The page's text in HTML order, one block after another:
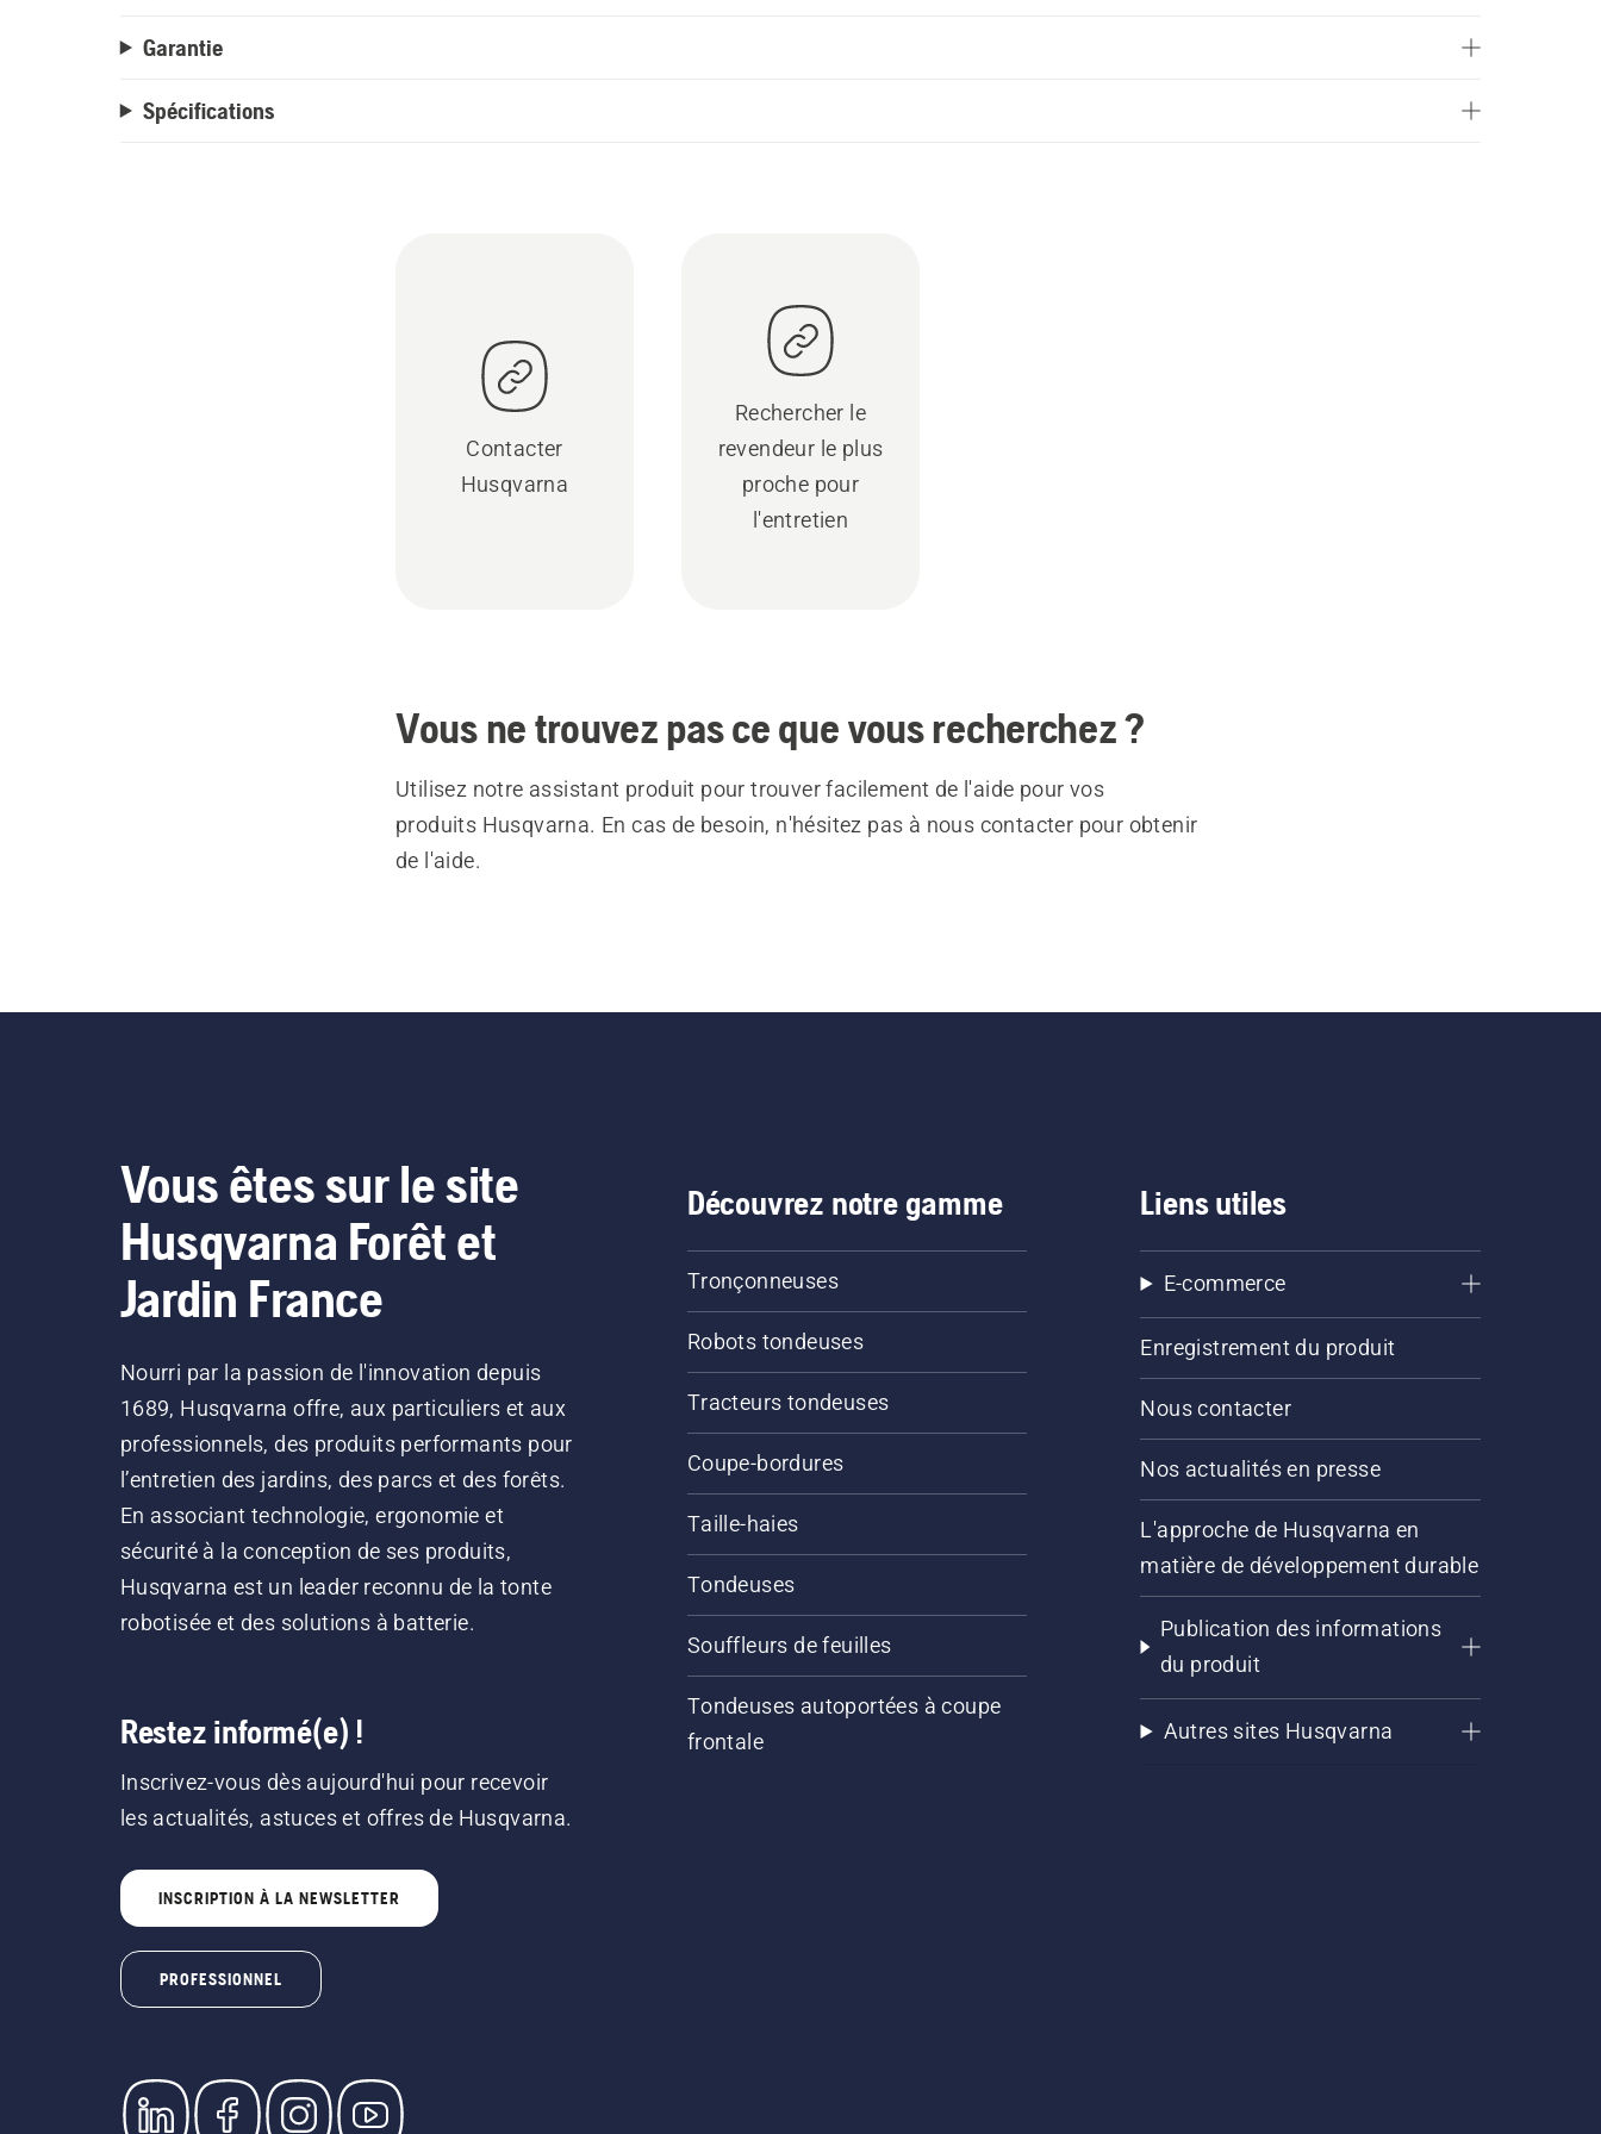
Garantie
Spécifications
Contacter
Husqvarna
Rechercher le
revendeur le plus
proche pour
l'entretien
Vous ne trouvez pas ce que vous recherchez ?
Utilisez notre assistant produit pour trouver facilement de l'aide pour vos
produits Husqvarna. En cas de besoin, n'hésitez pas à nous contacter pour obtenir
de l'aide.
Vous êtes sur le site
Husqvarna Forêt et
Jardin France
Nourri par la passion de l'innovation depuis
1689, Husqvarna offre, aux particuliers et aux
professionnels, des produits performants pour
l’entretien des jardins, des parcs et des forêts.
En associant technologie, ergonomie et
sécurité à la conception de ses produits,
Husqvarna est un leader reconnu de la tonte
robotisée et des solutions à batterie.
Restez informé(e) !
Inscrivez-vous dès aujourd'hui pour recevoir
les actualités, astuces et offres de Husqvarna.
INSCRIPTION À LA NEWSLETTER
PROFESSIONNEL
Découvrez notre gamme
Tronçonneuses
Robots tondeuses
Tracteurs tondeuses
Coupe-bordures
Taille-haies
Tondeuses
Souffleurs de feuilles
Tondeuses autoportées à coupe
frontale
Liens utiles
E-commerce
Enregistrement du produit
Nous contacter
Nos actualités en presse
L'approche de Husqvarna en
matière de développement durable
Publication des informations
du produit
Autres sites Husqvarna